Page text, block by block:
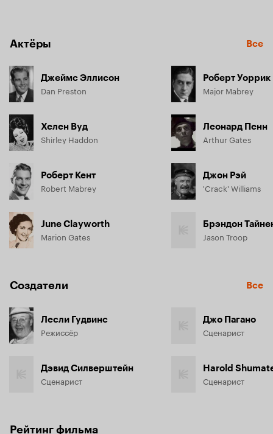
Актёры Все
Джеймс Эллисон
Dan Preston
Хелен Вуд
Shirley Haddon
Роберт Кент
Robert Mabrey
June Clayworth
Marion Gates
Роберт Уоррик
Major Mabrey
Леонард Пенн
Arthur Gates
Джон Рэй
'Crack' Williams
Брэндон
Jason Troop
Создатели Все
Лесли Гудвинс
Режиссёр
Дэвид Силверштейн
Сценарист
Джо Пагано
Сценарист
Harold
Сценарист
Рейтинг фильма